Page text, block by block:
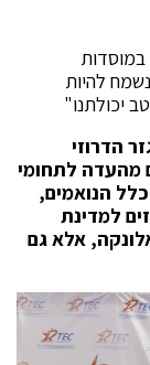
להיות
יכולתנו"
הדרוזי
מהעדה לתחומי
הנואמים,
למדינת
אלא גם